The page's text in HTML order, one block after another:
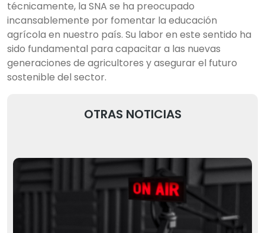
técnicamente, la SNA se ha preocupado
incansablemente por fomentar la educación
agrícola en nuestro país. Su labor en este sentido ha
sido fundamental para capacitar a las nuevas
generaciones de agricultores y asegurar el futuro
sostenible del sector.
OTRAS NOTICIAS